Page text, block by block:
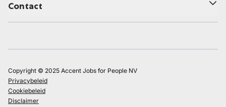
Contact
Copyright © 2025 Accent Jobs for People NV
Privacybeleid
Cookiebeleid
Disclaimer